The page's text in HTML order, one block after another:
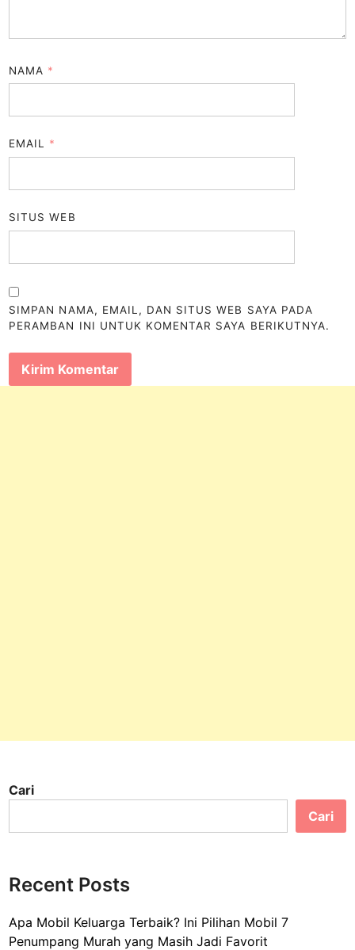
NAMA *
EMAIL *
SITUS WEB
SIMPAN NAMA, EMAIL, DAN SITUS WEB SAYA PADA
PERAMBAN INI UNTUK KOMENTAR SAYA BERIKUTNYA.
Cari
Cari
Recent Posts
Apa Mobil Keluarga Terbaik? Ini Pilihan Mobil 7
Penumpang Murah yang Masih Jadi Favorit